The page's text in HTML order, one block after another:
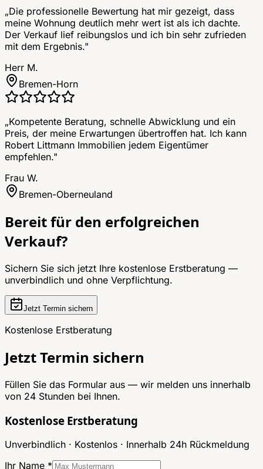
„Die professionelle Bewertung hat mir gezeigt, dass
meine Wohnung deutlich mehr wert ist als ich dachte.
Der Verkauf lief reibungslos und ich bin sehr zufrieden
mit dem Ergebnis."
Herr M.
Bremen-Horn
„Kompetente Beratung, schnelle Abwicklung und ein
Preis, der meine Erwartungen übertroffen hat. Ich kann
Robert Littmann Immobilien jedem Eigentümer
empfehlen."
Frau W.
Bremen-Oberneuland
Bereit für den erfolgreichen
Verkauf?
Sichern Sie sich jetzt Ihre kostenlose Erstberatung —
unverbindlich und ohne Verpflichtung.
Jetzt Termin sichern
Kostenlose Erstberatung
Jetzt Termin sichern
Füllen Sie das Formular aus — wir melden uns innerhalb
von 24 Stunden bei Ihnen.
Kostenlose Erstberatung
Unverbindlich · Kostenlos · Innerhalb 24h Rückmeldung
Ihr Name *